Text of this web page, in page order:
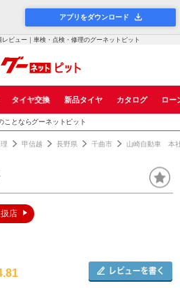
アプリをダウンロード
ビュー｜車検・点検・修理のグーネットピット
タイヤ交換 新品タイヤ カタログ ロー
ことならグーネットピット
甲信越 長野県 千曲市 山崎自動車 本
店